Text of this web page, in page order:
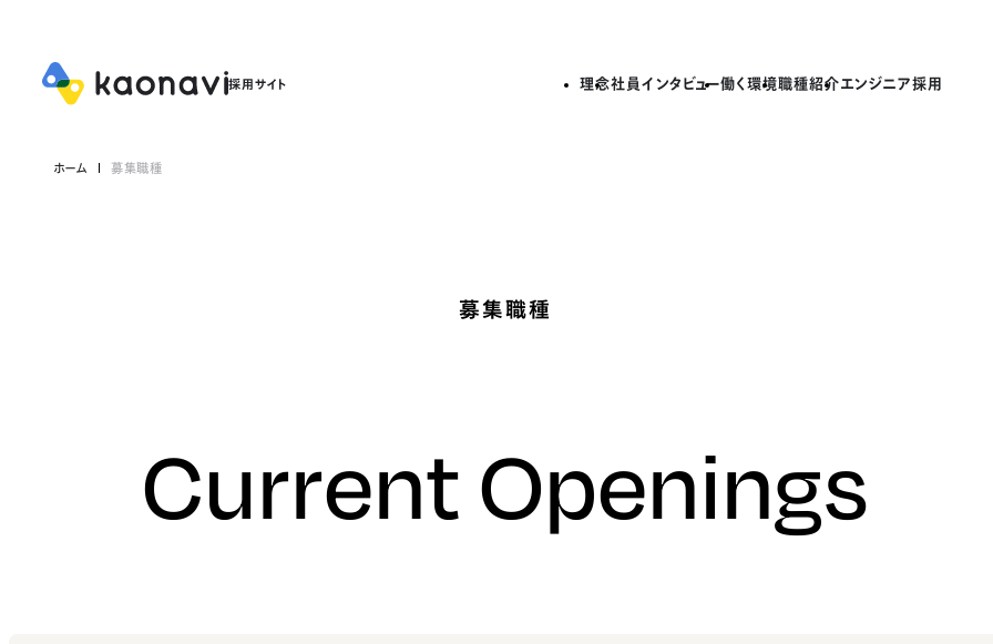
理念社員インタビュー働く環境職種紹介エンジニア採用
ホーム 募集職種
募集職種
Current Openings